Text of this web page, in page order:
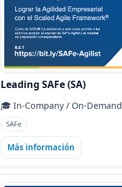
Leading SAFe (SA)
🎓 In‑Company / On‑Demand
SAFe
Más información